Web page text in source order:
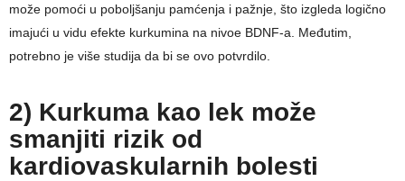
može pomoći u poboljšanju pamćenja i pažnje, što izgleda logično
imajući u vidu efekte kurkumina na nivoe BDNF-a. Međutim,
potrebno je više studija da bi se ovo potvrdilo.
2) Kurkuma kao lek može
smanjiti rizik od
kardiovaskularnih bolesti